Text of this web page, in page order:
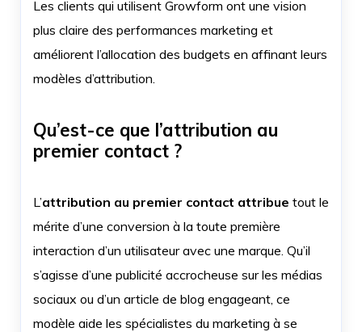
Les clients qui utilisent Growform ont une vision
plus claire des performances marketing et
améliorent l’allocation des budgets en affinant leurs
modèles d’attribution.
Qu’est-ce que l’attribution au
premier contact ?
L’attribution au premier contact attribue tout le
mérite d’une conversion à la toute première
interaction d’un utilisateur avec une marque. Qu’il
s’agisse d’une publicité accrocheuse sur les médias
sociaux ou d’un article de blog engageant, ce
modèle aide les spécialistes du marketing à se